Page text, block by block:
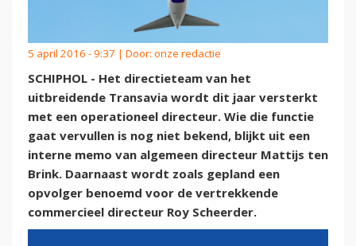
5 april 2016 - 9:37 | Door: onze redactie
SCHIPHOL - Het directieteam van het
uitbreidende Transavia wordt dit jaar versterkt
met een operationeel directeur. Wie die functie
gaat vervullen is nog niet bekend, blijkt uit een
interne memo van algemeen directeur Mattijs ten
Brink. Daarnaast wordt zoals gepland een
opvolger benoemd voor de vertrekkende
commercieel directeur Roy Scheerder.